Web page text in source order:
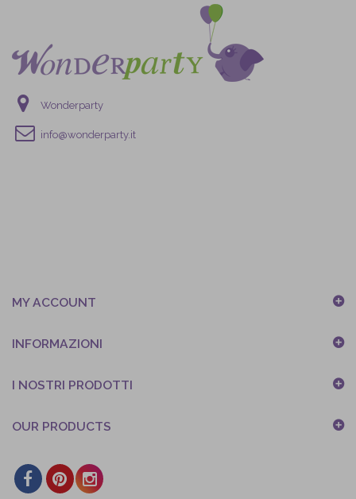
Wonderparty
info@wonderparty.it
MY ACCOUNT
INFORMAZIONI
I NOSTRI PRODOTTI
OUR PRODUCTS